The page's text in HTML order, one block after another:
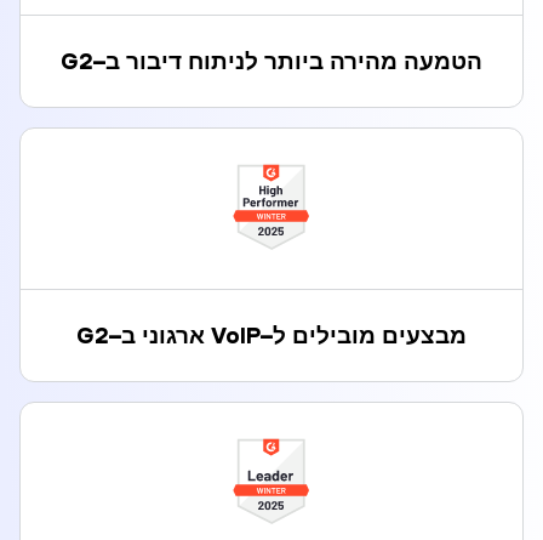
הטמעה מהירה ביותר לניתוח דיבור ב–
G2
מבצעים מובילים ל–VoIP ארגוני ב –
G2